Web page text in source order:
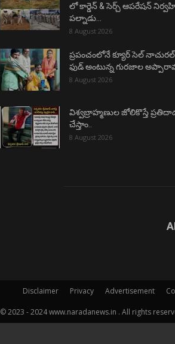
లో కార్డెన్ & సెర్చ్ ఆపరేషన్
పల్నాడు...
8 August 2026
ప్రపంచంలోనే క్యూర్ సెల్
ఫుడ్ అంటున్న గురజాల
8 August 2026
విశ్వబ్రాహ్మణుల జోలికొస్తే
చేస్తాం..
8 August 2026
Disclaimer Privacy Advertisement
© 2023 - 2024 www.naradanews.in . All rights